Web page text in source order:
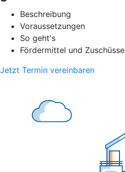
Beschreibung
Voraussetzungen
So geht's
Fördermittel und Zuschüsse
Jetzt Termin vereinbaren